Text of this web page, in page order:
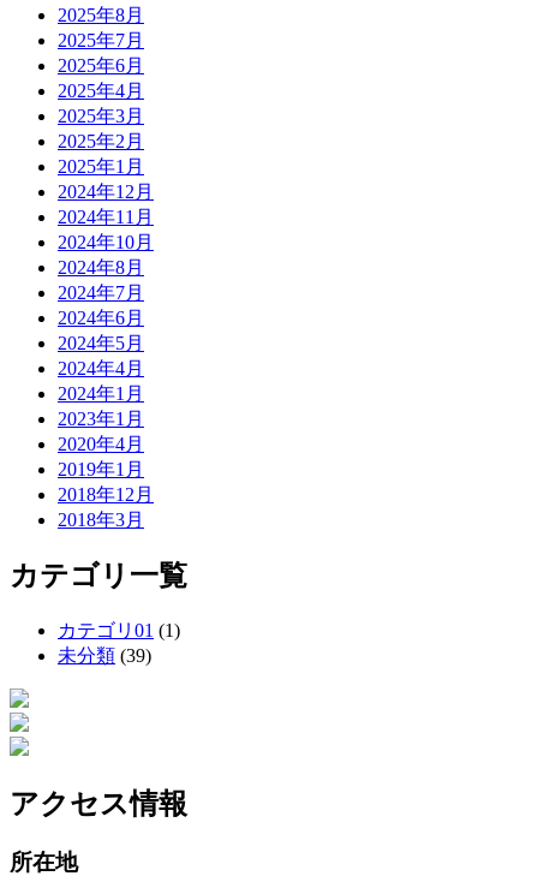
2025年8月
2025年7月
2025年6月
2025年4月
2025年3月
2025年2月
2025年1月
2024年12月
2024年11月
2024年10月
2024年8月
2024年7月
2024年6月
2024年5月
2024年4月
2024年1月
2023年1月
2020年4月
2019年1月
2018年12月
2018年3月
カテゴリ一覧
カテゴリ01 (1)
未分類 (39)
アクセス情報
所在地